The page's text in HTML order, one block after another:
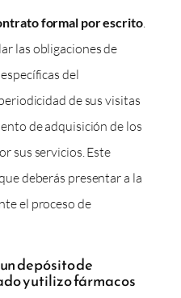
formal por escrito.
las obligaciones de
del
de sus visitas
de adquisición de los
sus servicios. Este
deberás presentar a la
el proceso de
depósito de
y utilizo fármacos